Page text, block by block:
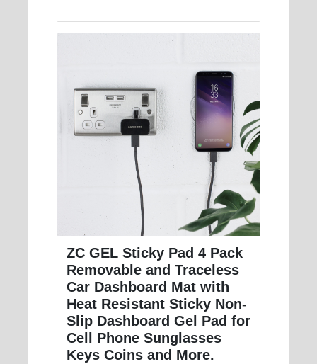
ZC GEL Sticky Pad 4 Pack
Removable and Traceless
Car Dashboard Mat with
Heat Resistant Sticky Non-
Slip Dashboard Gel Pad for
Cell Phone Sunglasses
Keys Coins and More.